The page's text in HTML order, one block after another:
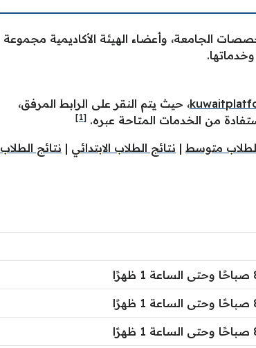
الجامعة، وأعضاء الهيئة الأكاديمية مجموعة
، حيث يتم النقر على الرابط المرفق،
من الخدمات المتاحة عبره. [1]
متوسط | نتائج الطلاب الابتدائي | نتائج الطلاب